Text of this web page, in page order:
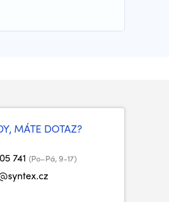
MÁTE DOTAZ?
741 (Po–Pá, 9-17)